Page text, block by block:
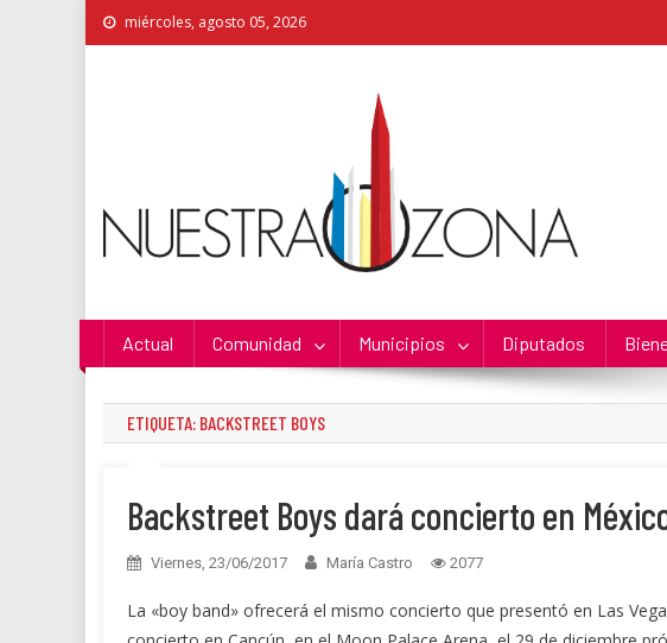
Skip
to
miércoles, agosto 05, 2026
Actual Comunidad Municipios Diputados
ETIQUETA: BACKSTREET BOYS
Backstreet Boys dará concierto en
Viernes, 23/06/2017 María Castro 2077
La «boy band» ofrecerá el mismo concierto que presentó en Las